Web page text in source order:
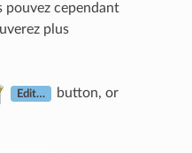
pouvez cependant
plus
Edit…
button, or